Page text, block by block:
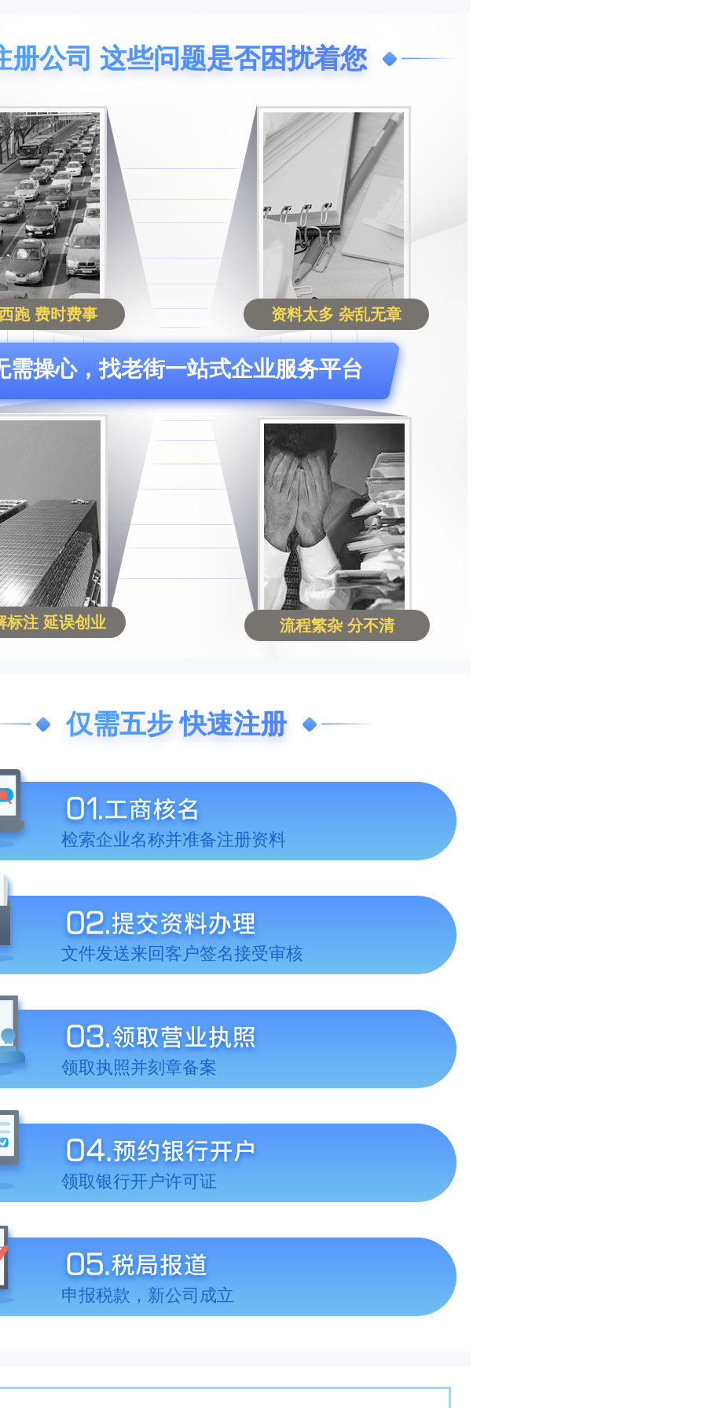
册公司 这些问题是否困扰着您
跑 费时费事 资料太多 杂乱无章
标注 延误创业 流程繁杂 分不清
需操心，找老街一站式企业服务平台
仅需五步 快速注册
检索企业名称并准备注册资料
文件发送来回客户签名接受审核
领取执照并刻章备案
领取银行开户许可证
申报税款，新公司成立